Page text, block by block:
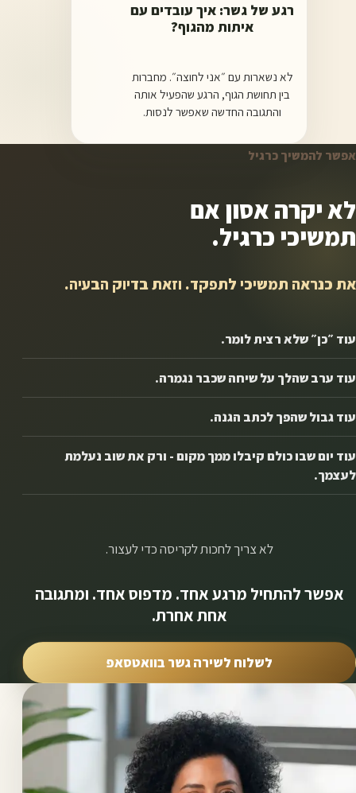
רגע של גשר: איך עובדים עם
איתות מהגוף?
לא נשארות עם ״אני לחוצה״. מחברות
בין תחושת הגוף, הרגע שהפעיל אותה
והתגובה החדשה שאפשר לנסות.
אפשר להמשיך כרגיל
לא יקרה אסון אם
תמשיכי כרגיל.
את כנראה תמשיכי לתפקד. וזאת בדיוק הבעיה.
עוד ״כן״ שלא רצית לומר.
עוד ערב שהלך על שיחה שכבר נגמרה.
עוד גבול שהפך לכתב הגנה.
עוד יום שבו כולם קיבלו ממך מקום - ורק את שוב נעלמת
לעצמך.
לא צריך לחכות לקריסה כדי לעצור.
אפשר להתחיל מרגע אחד. מדפוס אחד. ומתגובה
אחת אחרת.
לשלוח לשירה גשר בוואטסאפ